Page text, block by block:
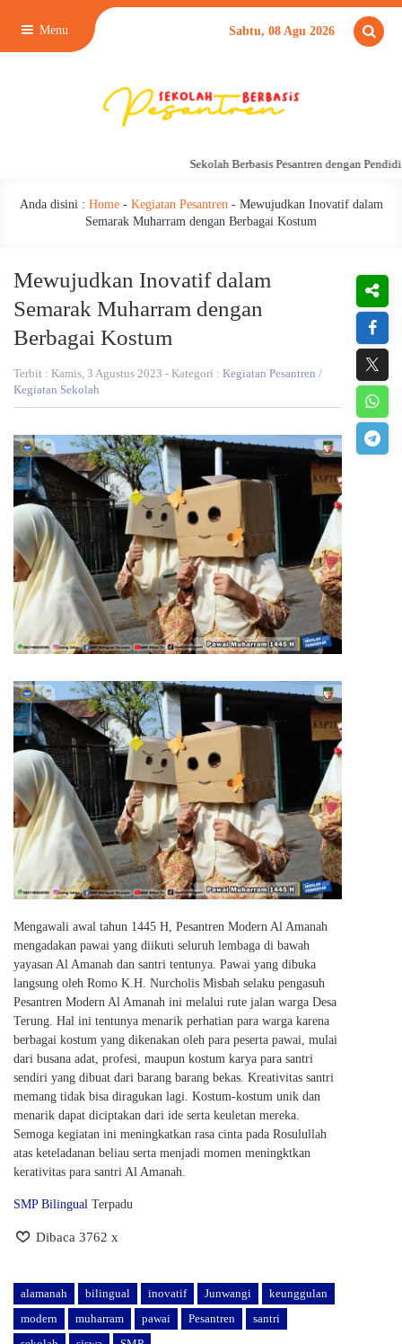
Menu Sabtu, 08 Agu 2026
Sekolah Berbasis Pesantren dengan
Anda disini : Home- Kegiatan Pesantren- Mewujudkan Inovatif dalam
Semarak Muharram dengan Berbagai Kostum
Mewujudkan Inovatif dalam
Semarak Muharram dengan
Berbagai Kostum
Terbit : Kamis, 3 Agustus 2023 - Kategori : Kegiatan Pesantren /
Kegiatan Sekolah
Mengawali awal tahun 1445 H, Pesantren Modern Al Amanah
mengadakan pawai yang diikuti seluruh lembaga di bawah
yayasan Al Amanah dan santri tentunya. Pawai yang dibuka
langsung oleh Romo K.H. Nurcholis Misbah selaku pengasuh
Pesantren Modern Al Amanah ini melalui rute jalan warga Desa
Terung. Hal ini tentunya menarik perhatian para warga karena
berbagai kostum yang dikenakan oleh para peserta pawai, mulai
dari busana adat, profesi, maupun kostum karya para santri
sendiri yang dibuat dari barang barang bekas. Kreativitas santri
memang tidak bisa diragukan lagi. Kostum-kostum unik dan
menarik dapat diciptakan dari ide serta keuletan mereka.
Semoga kegiatan ini meningkatkan rasa cinta pada Rosulullah
atas keteladanan beliau serta menjadi momen meningktkan
kerativitas para santri Al Amanah.
SMP Bilingual Terpadu
Dibaca 3762 x
alamanah bilingual inovatif Junwangi
keunggulan
modern
muharram pawai Pesantren
santri